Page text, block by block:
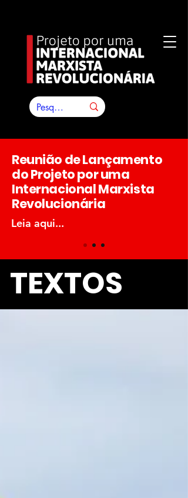
Reunião de Lançamento
do Projeto por uma
Internacional Marxista
Revolucionária
Leia aqui...
TEXTOS